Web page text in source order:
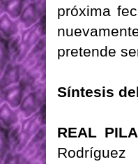
próxima
pretende
Síntesis
REAL